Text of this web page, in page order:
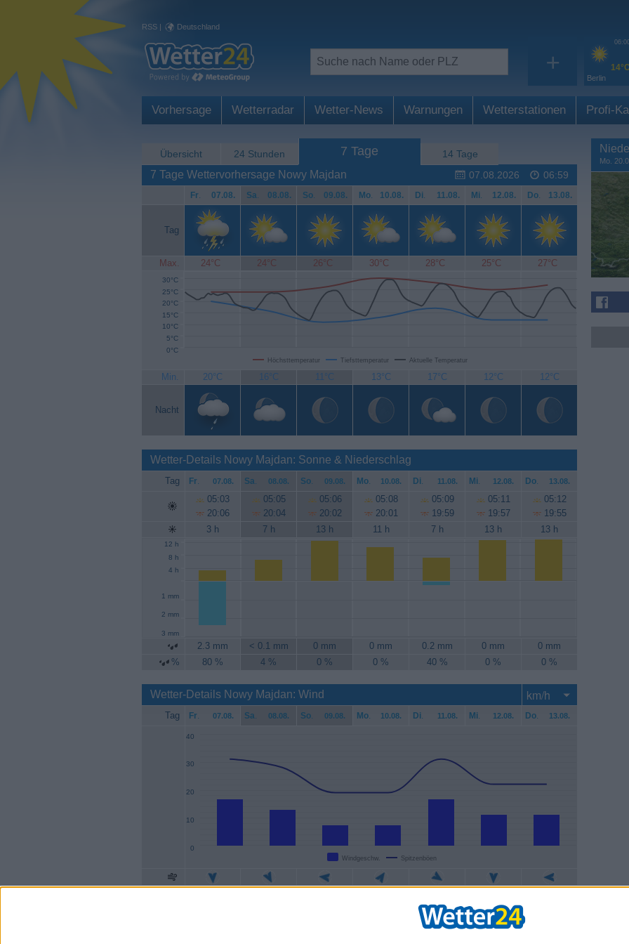
RSS | Deutschland
+ 14°C
Berlin
Vorhersage Wetterradar Wetter-News Warnungen Wetterstationen Profi-
Übersicht 24 Stunden 7 Tage
14 Tage
07.08.2026
06:59
7 Tage Wettervorhersage Nowy Majdan
Fr. 07.08. Sa. 08.08. So. 09.08. Mo. 10.08. Di. 11.08. Mi. 12.08. Do. 13.08.
Tag
Max. 24°C 24°C 26°C 30°C 28°C 25°C 27°C
Höchsttemperatur Tiefsttemperatur Aktuelle Temperatur
0°C
5°C
10°C
15°C
20°C
25°C
30°C
Min. 20°C 16°C 11°C 13°C 17°C 12°C 12°C
Nacht
Wetter-Details Nowy Majdan: Sonne & Niederschlag
Tag Fr. 07.08. Sa. 08.08. So. 09.08. Mo. 10.08. Di. 11.08. Mi. 12.08. Do. 13.08.
05:03
20:06
05:05
20:04
05:06
20:02
05:08
20:01
05:09
19:59
05:11
19:57
05:12
19:55
3 h
7 h 13 h 11 h 7 h 13 h 13 h
4 h
8 h
12 h
1 mm
2 mm
3 mm
2.3 mm < 0.1 mm 0 mm 0 mm 0.2 mm 0 mm
0 mm
%
80 % 4 % 0 % 0 % 40 % 0 % 0 %
Wetter-Details Nowy Majdan: Wind
Tag Fr. 07.08. Sa. 08.08. So. 09.08. Mo. 10.08. Di. 11.08. Mi. 12.08. Do. 13.08.
Windgeschw. Spitzenböen
0
10
20
30
40
31 km/h 22 km/h
Mo.